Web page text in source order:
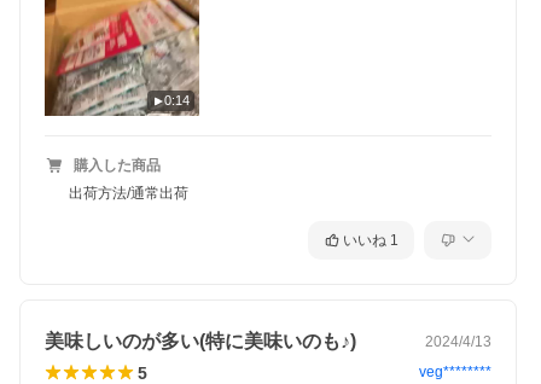
0:14
購入した商品
出荷方法/通常出荷
いいね 1
美味しいのが多い(特に美味いのも♪) 2024/4/13
5 veg********